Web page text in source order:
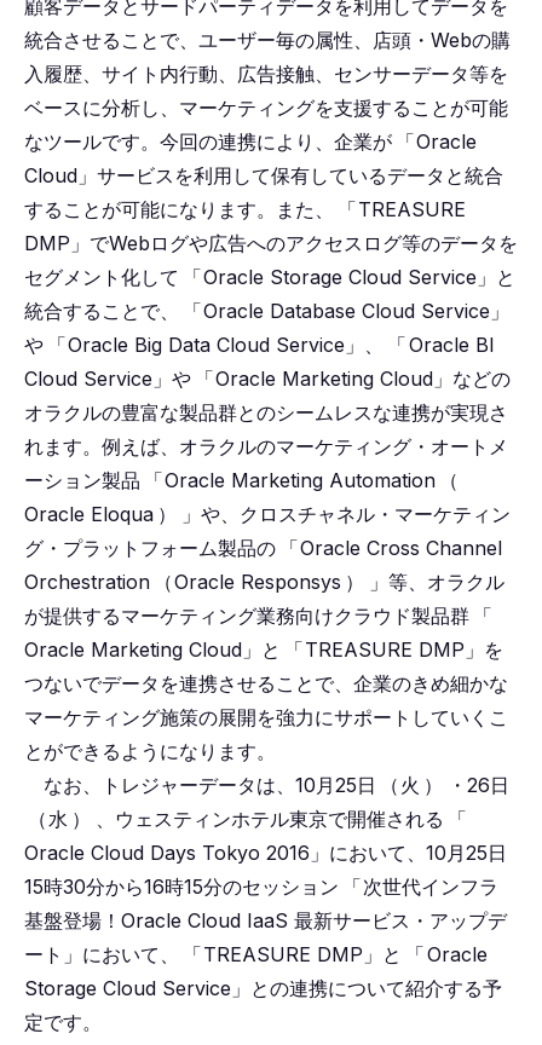
顧客データとサードパーティデータを利用してデータを
統合させることで、ユーザー毎の属性、店頭・Webの購
入履歴、サイト内行動、広告接触、センサーデータ等を
ベースに分析し、マーケティングを支援することが可能
なツールです。今回の連携により、企業が 「Oracle
Cloud」サービスを利用して保有しているデータと統合
することが可能になります。また、
「TREASURE
DMP」でWebログや広告へのアクセスログ等のデータを
セグメント化して
「Oracle Storage Cloud Service」と
統合することで、
「Oracle Database Cloud Service」
や 「Oracle Big Data Cloud Service」、 「Oracle BI
Cloud Service」や 「Oracle Marketing Cloud」などの
オラクルの豊富な製品群とのシームレスな連携が実現さ
れます。例えば、オラクルのマーケティング・オートメ
ーション製品
「Oracle Marketing Automation
（
Oracle Eloqua ）
」や、クロスチャネル・マーケティン
グ・プラットフォーム製品の 「Oracle Cross Channel
Orchestration
（Oracle Responsys ）
」等、オラクル
が提供するマーケティング業務向けクラウド製品群 「
Oracle Marketing Cloud」と
「TREASURE DMP」を
つないでデータを連携させることで、企業のきめ細かな
マーケティング施策の展開を強力にサポートしていくこ
とができるようになります。
なお、トレジャーデータは、10月25日
（ 火 ）
・26日
（水 ） 、ウェスティンホテル東京で開催される
「
Oracle Cloud Days Tokyo 2016」において、10月25日
15時30分から16時15分のセッション
「次世代インフラ
基盤登場！Oracle Cloud IaaS 最新サービス・アップデ
ート」において、
「TREASURE DMP」と 「Oracle
Storage Cloud Service」との連携について紹介する予
定です。